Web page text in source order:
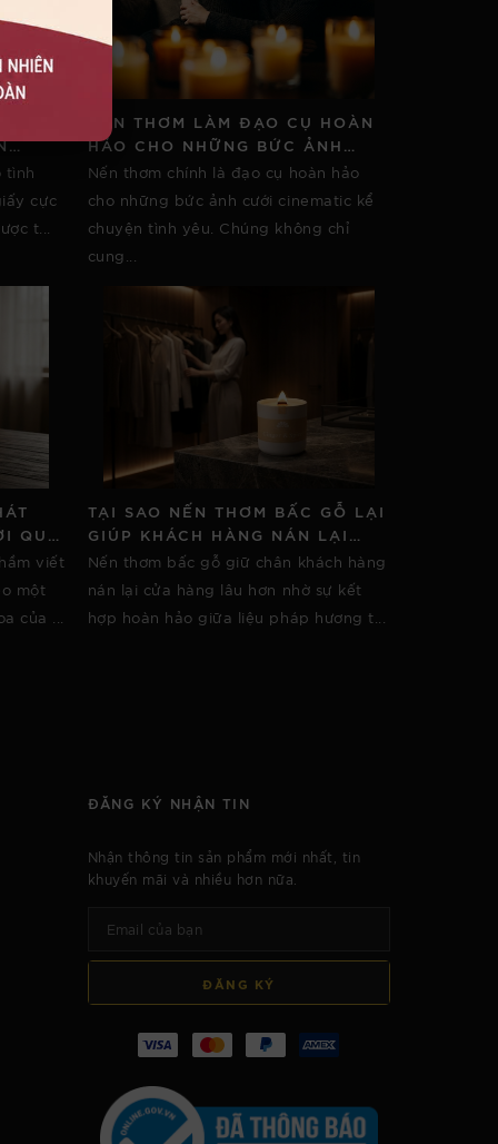
tình
cực
t...
NẾN THƠM LÀM ĐẠO CỤ HOÀN
HẢO CHO NHỮNG BỨC ẢNH
CƯỚI CINEMATIC KỂ CHUYỆN
TÌNH YÊU
Nến thơm chính là đạo cụ hoàn hảo
cho những bức ảnh cưới cinematic kể
chuyện tình yêu. Chúng không chỉ
cung...
QUA
viết
một
của ...
TẠI SAO NẾN THƠM BẤC GỖ LẠI
GIÚP KHÁCH HÀNG NÁN LẠI
LÂU HƠN TẠI CỬA HÀNG
Nến thơm bấc gỗ giữ chân khách hàng
nán lại cửa hàng lâu hơn nhờ sự kết
hợp hoàn hảo giữa liệu pháp hương t...
ĐĂNG KÝ NHẬN TIN
Nhận thông tin sản phẩm mới nhất, tin
khuyến mãi và nhiều hơn nữa.
ĐĂNG KÝ